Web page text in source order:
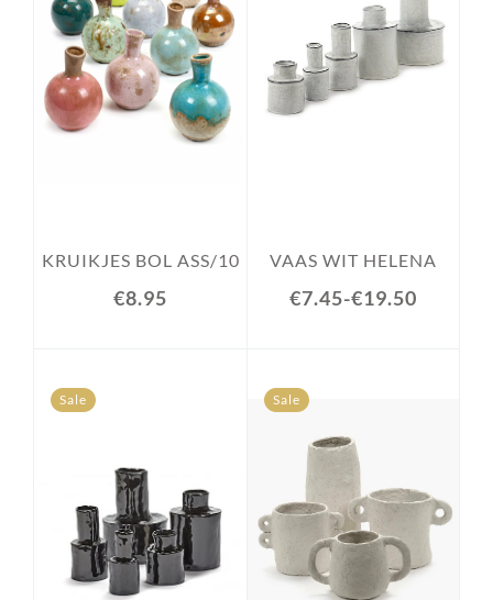
KRUIKJES BOL ASS/10
€8.95
VAAS WIT HELENA
€7.45-€19.50
Sale Sale